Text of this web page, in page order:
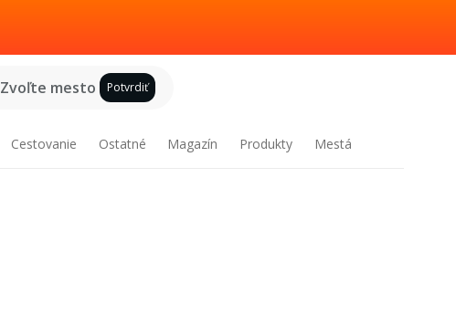
Zvoľte mesto Potvrdiť
Cestovanie Ostatné Magazín Produkty Mestá